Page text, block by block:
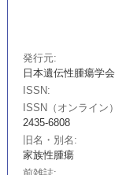
発行元
日本遺伝性腫瘍学会
ISSN
ISSN（オンライン）
2435-6808
旧名・別名
家族性腫瘍